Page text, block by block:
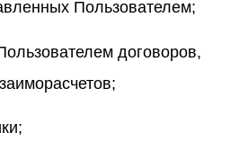
Пользователем;
договоров,